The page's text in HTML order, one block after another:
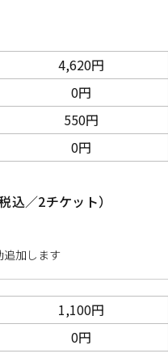
4,620円
0円
550円
0円
込／2チケット）
加します
1,100円
0円